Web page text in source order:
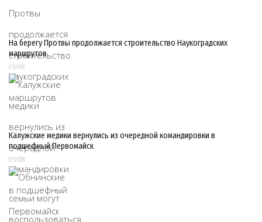
На берегу Протвы продолжается строительство Наукоградских
маршрутов
05/08
Калужские медики вернулись из очередной командировки в
подшефный Первомайск
05/08